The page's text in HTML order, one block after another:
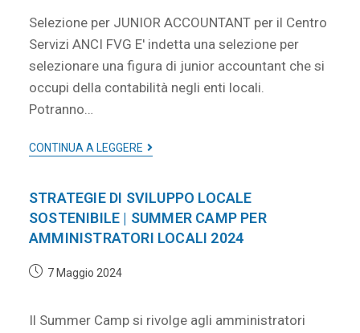
Selezione per JUNIOR ACCOUNTANT per il Centro
Servizi ANCI FVG E' indetta una selezione per
selezionare una figura di junior accountant che si
occupi della contabilità negli enti locali.
Potranno…
CONTINUA A LEGGERE
STRATEGIE DI SVILUPPO LOCALE
SOSTENIBILE | SUMMER CAMP PER
AMMINISTRATORI LOCALI 2024
7 Maggio 2024
Il Summer Camp si rivolge agli amministratori